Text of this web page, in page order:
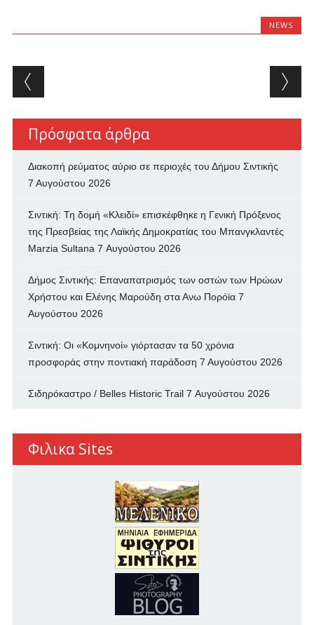
NEWS
Post navigation
Πρόσφατα άρθρα
Διακοπή ρεύματος αύριο σε περιοχές του Δήμου Σιντικής
7 Αυγούστου 2026
Σιντική: Τη δομή «Κλειδί» επισκέφθηκε η Γενική Πρόξενος
της Πρεσβείας της Λαϊκής Δημοκρατίας του Μπανγκλαντές
Marzia Sultana 7 Αυγούστου 2026
Δήμος Σιντικής: Επαναπατρισμός των oστών των Ηρώων
Χρήστου και Ελένης Μαρούδη στα Ανω Πορόϊα 7
Αυγούστου 2026
Σιντική: Οι «Κομνηνοί» γιόρτασαν τα 50 χρόνια
προσφοράς στην ποντιακή παράδοση 7 Αυγούστου 2026
Σιδηρόκαστρο / Belles Historic Trail 7 Αυγούστου 2026
Φιλικα Sites